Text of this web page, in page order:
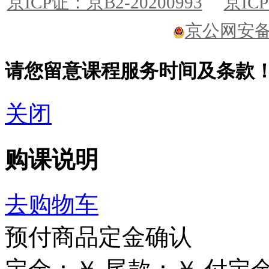
京公网安
请您留意课程服务时间及条款
关闭
购课说明
去购物车
预付商品定金确认